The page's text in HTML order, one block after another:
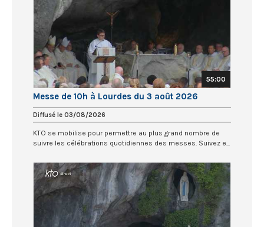
55:00
Messe de 10h à Lourdes du 3 août 2026
Diffusé le 03/08/2026
KTO se mobilise pour permettre au plus grand nombre de
suivre les célébrations quotidiennes des messes. Suivez e...